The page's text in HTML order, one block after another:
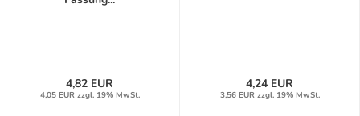
4,82 EUR
4,05 EUR zzgl. 19% MwSt.
4,24 EUR
3,56 EUR zzgl. 19% MwSt.